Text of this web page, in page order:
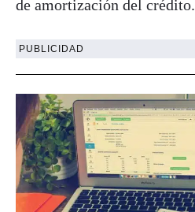
de amortización del crédito.
PUBLICIDAD